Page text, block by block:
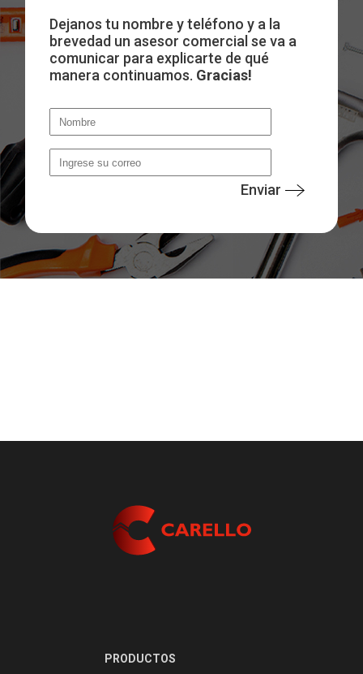
Dejanos tu nombre y teléfono y a la
brevedad un asesor comercial se va a
comunicar para explicarte de qué
manera continuamos. Gracias!
Enviar
PRODUCTOS